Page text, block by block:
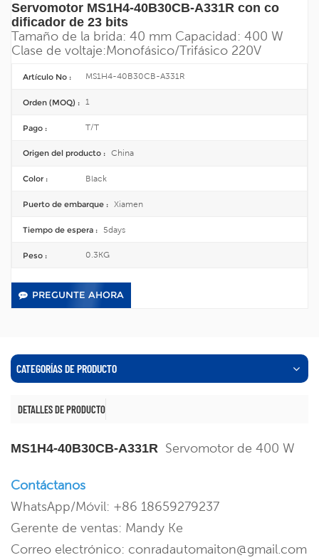
Servomotor MS1H4-40B30CB-A331R con co
dificador de 23 bits
Tamaño de la brida: 40 mm Capacidad: 400 W
Clase de voltaje:Monofásico/Trifásico 220V
Artículo No : MS1H4-40B30CB-A331R
Orden (MOQ) : 1
Pago : T/T
Origen del producto : China
Color : Black
Puerto de embarque : Xiamen
Tiempo de espera : 5days
Peso : 0.3KG
PREGUNTE AHORA
CATEGORÍAS DE PRODUCTO
DETALLES DE PRODUCTO
MS1H4-40B30CB-A331R Servomotor de 400 W
Contáctanos
WhatsApp/Móvil: +86 18659279237
Gerente de ventas: Mandy Ke
Correo electrónico: conradautomaiton@gmail.com